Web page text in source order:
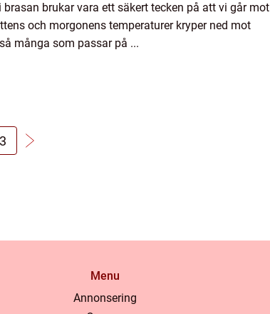
brukar vara ett säkert tecken på att vi går mot
och morgonens temperaturer kryper ned mot
många som passar på ...
3
Menu
Annonsering